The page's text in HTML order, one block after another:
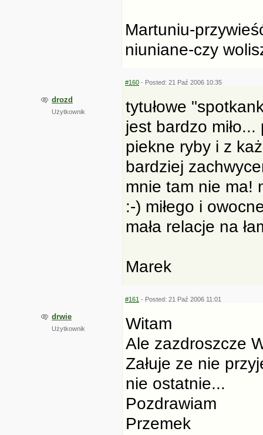
Martuniu-
niuniane-czy
drozd
Użytkownik
#160 - Posted: 21 Paź 2006 10:35
tytułowe
jest bardzo
piekne ryby i z
bardziej
mnie tam nie ma!
:-) miłego i
mała relacje na
Marek
drwie
Użytkownik
#161 - Posted: 21 Paź 2006 11:01
Witam
Ale zazdroszcze
Załuje ze nie
nie ostatnie...
Pozdrawiam
Przemek